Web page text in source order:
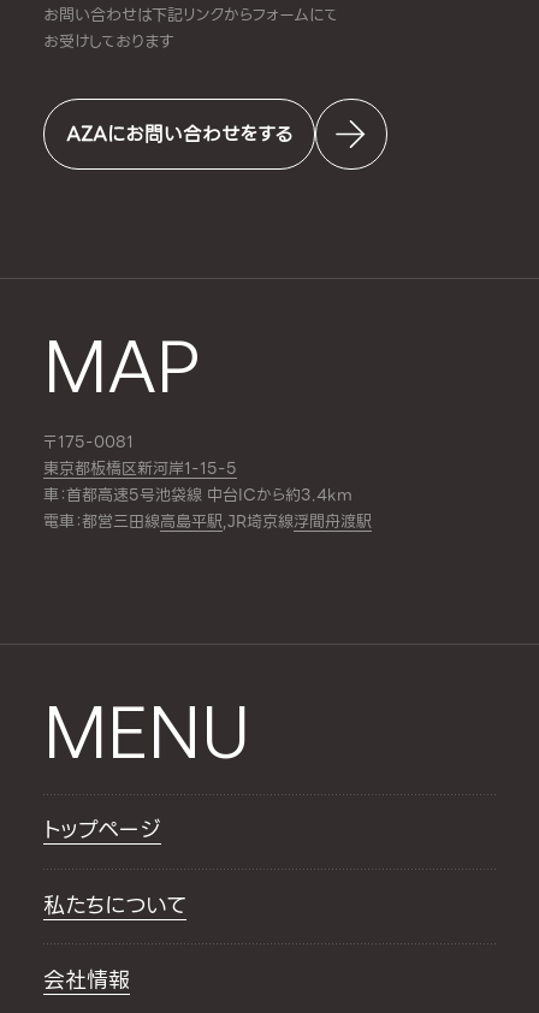
お問い合わせは下記リンクからフォームにて
お受けしております
AZAにお問い合わせをする
MAP
〒175-0081
東京都板橋区新河岸1-15-5
車：首都高速5号池袋線 中台ICから約3.4km
電車：都営三田線高島平駅,JR埼京線浮間舟渡駅
MENU
トップページ
私たちについて
会社情報